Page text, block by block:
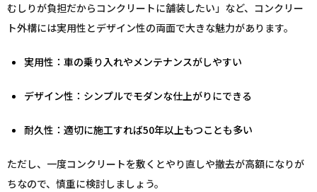
むしりが負担だからコンクリートに舗装したい」など、コンクリー
ト外構には実用性とデザイン性の両面で大きな魅力があります。
実用性：車の乗り入れやメンテナンスがしやすい
デザイン性：シンプルでモダンな仕上がりにできる
耐久性：適切に施工すれば50年以上もつことも多い
ただし、一度コンクリートを敷くとやり直しや撤去が高額になりが
ちなので、慎重に検討しましょう。